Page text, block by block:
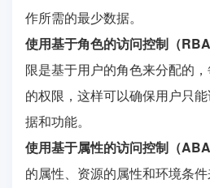
作所需的最少数据。
使用基于角色的访问控制（
限是基于用户的角色来分配的
的权限，这样可以确保用户只
据和功能。
使用基于属性的访问控制（
的属性、资源的属性和环境条